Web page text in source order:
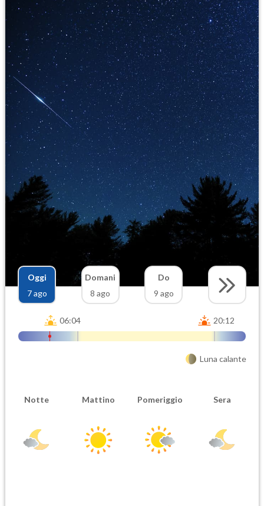
Oggi
7 ago
Domani
8 ago
Do
9 ago
06:04 20:12
Luna calante
Notte Mattino Pomeriggio Sera